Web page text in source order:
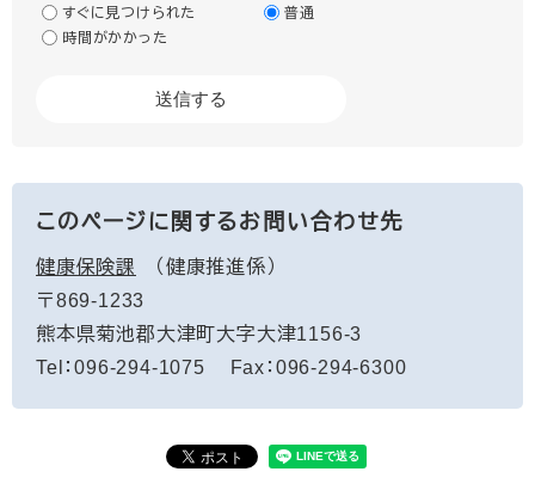
すぐに見つけられた
普通
時間がかかった
このページに関するお問い合わせ先
健康保険課
健康推進係
〒869-1233
熊本県菊池郡大津町大字大津1156-3
Tel：096-294-1075
Fax：096-294-6300